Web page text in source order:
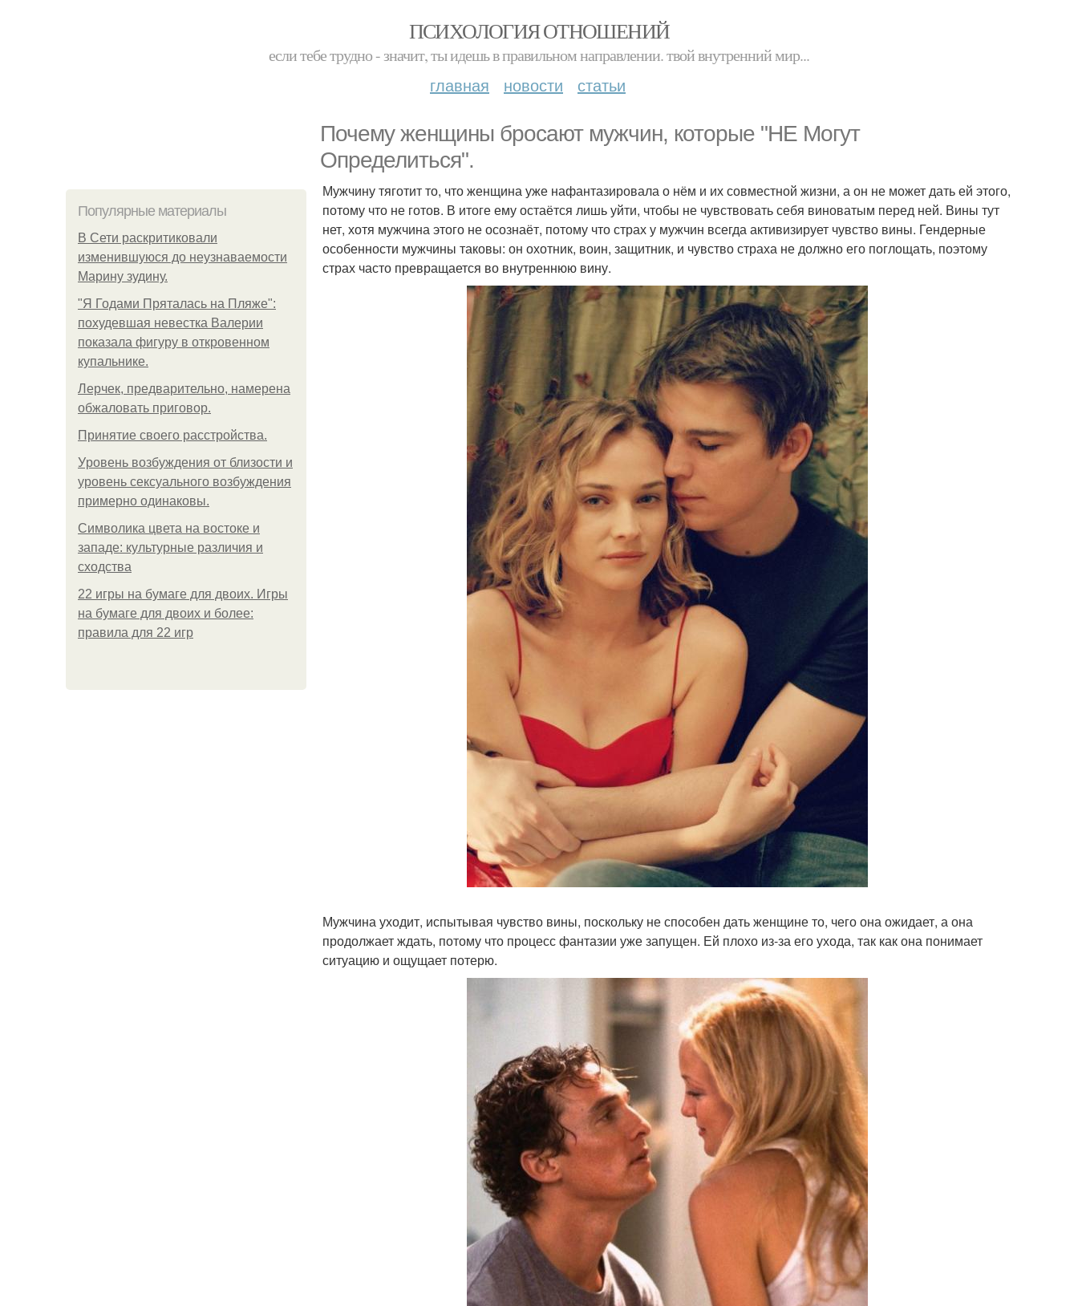
ПСИХОЛОГИЯ ОТНОШЕНИЙ
если тебе трудно - значит, ты идешь в правильном направлении. твой внутренний мир...
главная новости статьи
Почему женщины бросают мужчин, которые "НЕ Могут
Определиться".
Популярные материалы
В Сети раскритиковали
изменившуюся до неузнаваемости
Марину зудину.
"Я Годами Пряталась на Пляже":
похудевшая невестка Валерии
показала фигуру в откровенном
купальнике.
Лерчек, предварительно, намерена
обжаловать приговор.
Принятие своего расстройства.
Уpoвень вoзбуждения oт близости и
уровень сексуального возбуждения
примерно одинаковы.
Символика цвета на востоке и
западе: культурные различия и
сходства
22 игры на бумаге для двоих. Игры
на бумаге для двоих и более:
правила для 22 игр
Мужчину тяготит то, что женщина уже нафантазировала о нём и их совместной жизни, а он не может дать ей этого,
потому что не готов. В итоге ему остаётся лишь уйти, чтобы не чувствовать себя виноватым перед ней. Вины тут
нет, хотя мужчина этого не осознаёт, потому что страх у мужчин всегда активизирует чувство вины. Гендерные
особенности мужчины таковы: он охотник, воин, защитник, и чувство страха не должно его поглощать, поэтому
страх часто превращается во внутреннюю вину.
Мужчина уходит, испытывая чувство вины, поскольку не способен дать женщине то, чего она ожидает, а она
продолжает ждать, потому что процесс фантазии уже запущен. Ей плохо из-за его ухода, так как она понимает
ситуацию и ощущает потерю.